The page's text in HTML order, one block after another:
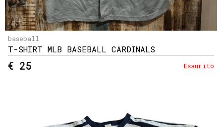
baseball
T-SHIRT MLB BASEBALL CARDINALS
€ 25 Esaurito